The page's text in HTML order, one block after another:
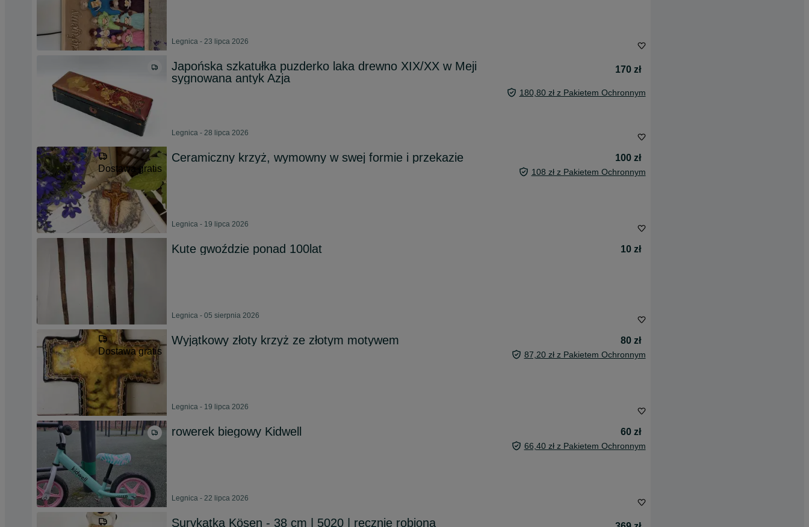
Legnica - 23 lipca 2026
Japońska szkatułka puzderko laka drewno XIX/XX w Meji
sygnowana antyk Azja
170 zł
180,80 zł z Pakietem Ochronnym
Legnica - 28 lipca 2026
Dostawa gratis
Ceramiczny krzyż, wymowny w swej formie i przekazie 100 zł
108 zł z Pakietem Ochronnym
Legnica - 19 lipca 2026
Kute gwoździe ponad 100lat 10 zł
Legnica - 05 sierpnia 2026
Dostawa gratis
Wyjątkowy złoty krzyż ze złotym motywem 80 zł
87,20 zł z Pakietem Ochronnym
Legnica - 19 lipca 2026
rowerek biegowy Kidwell 60 zł
66,40 zł z Pakietem Ochronnym
Legnica - 22 lipca 2026
Surykatka Kösen - 38 cm | 5020 | ręcznie robiona